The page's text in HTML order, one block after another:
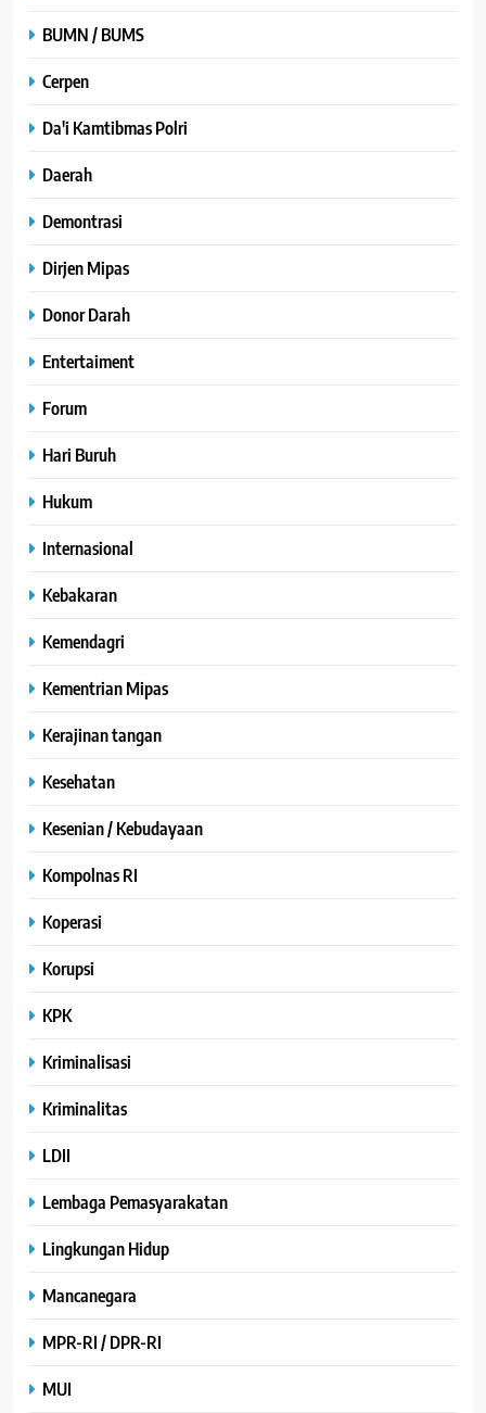
BUMN / BUMS
Cerpen
Da'i Kamtibmas Polri
Daerah
Demontrasi
Dirjen Mipas
Donor Darah
Entertaiment
Forum
Hari Buruh
Hukum
Internasional
Kebakaran
Kemendagri
Kementrian Mipas
Kerajinan tangan
Kesehatan
Kesenian / Kebudayaan
Kompolnas RI
Koperasi
Korupsi
KPK
Kriminalisasi
Kriminalitas
LDII
Lembaga Pemasyarakatan
Lingkungan Hidup
Mancanegara
MPR-RI / DPR-RI
MUI